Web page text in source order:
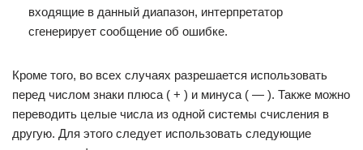
входящие в данный диапазон, интерпретатор
сгенерирует сообщение об ошибке.
Кроме того, во всех случаях разрешается использовать
перед числом знаки плюса ( + ) и минуса ( — ). Также можно
переводить целые числа из одной системы счисления в
другую. Для этого следует использовать следующие